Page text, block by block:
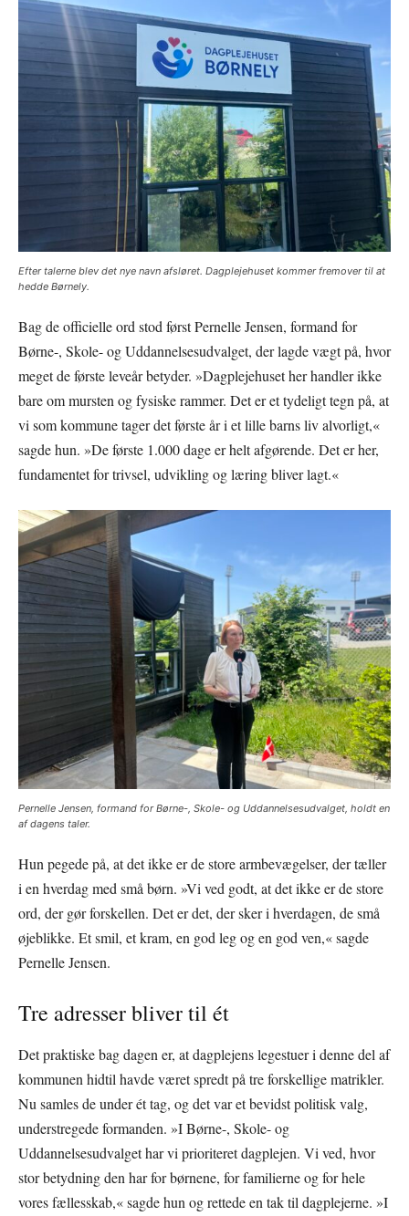
Efter talerne blev det nye navn afsløret. Dagplejehuset kommer fremover til at
hedde Børnely.
Bag de officielle ord stod først Pernelle Jensen, formand for
Børne-, Skole- og Uddannelsesudvalget, der lagde vægt på, hvor
meget de første leveår betyder. »Dagplejehuset her handler ikke
bare om mursten og fysiske rammer. Det er et tydeligt tegn på, at
vi som kommune tager det første år i et lille barns liv alvorligt,«
sagde hun. »De første 1.000 dage er helt afgørende. Det er her,
fundamentet for trivsel, udvikling og læring bliver lagt.«
Pernelle Jensen, formand for Børne-, Skole- og Uddannelsesudvalget, holdt en
af dagens taler.
Hun pegede på, at det ikke er de store armbevægelser, der tæller
i en hverdag med små børn. »Vi ved godt, at det ikke er de store
ord, der gør forskellen. Det er det, der sker i hverdagen, de små
øjeblikke. Et smil, et kram, en god leg og en god ven,« sagde
Pernelle Jensen.
Tre adresser bliver til ét
Det praktiske bag dagen er, at dagplejens legestuer i denne del af
kommunen hidtil havde været spredt på tre forskellige matrikler.
Nu samles de under ét tag, og det var et bevidst politisk valg,
understregede formanden. »I Børne-, Skole- og
Uddannelsesudvalget har vi prioriteret dagplejen. Vi ved, hvor
stor betydning den har for børnene, for familierne og for hele
vores fællesskab,« sagde hun og rettede en tak til dagplejerne. »I